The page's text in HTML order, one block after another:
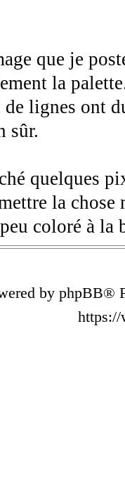
que je
la
de lignes ont
sûr.
quelques
la
coloré à la
by phpBB®
https://